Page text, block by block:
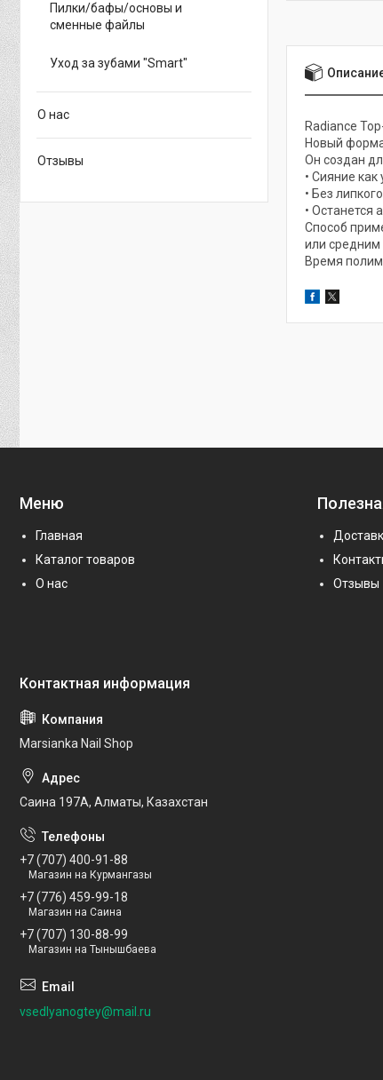
Radiance
Новый
Он создан
• Сияние
• Без
• Останется
Способ
или средним
Время
Пилки/бафы/основы и
сменные файлы
Уход за зубами "Smart"
О нас
Отзывы
Меню
Главная
Каталог товаров
О нас
Отзывы
Marsianka Nail Shop
Саина 197А, Алматы, Казахстан
+7 (707) 400-91-88
Магазин на Курмангазы
+7 (776) 459-99-18
Магазин на Саина
+7 (707) 130-88-99
Магазин на Тынышбаева
vsedlyanogtey@mail.ru